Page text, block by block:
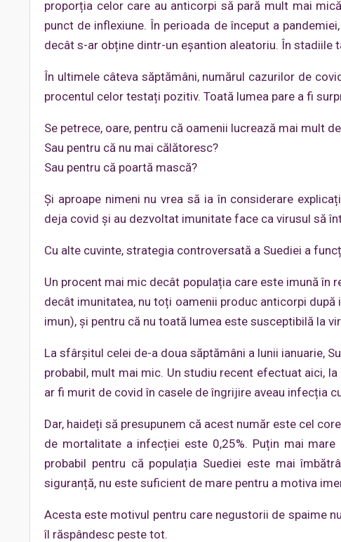
proporția celor care au anticorpi să pară mult mai
punct de inflexiune. În perioada de început a
decât s-ar obține dintr-un eșantion aleatoriu. În stadiile
În ultimele câteva săptămâni, numărul cazurilor de
procentul celor testați pozitiv. Toată lumea pare a fi
Se petrece, oare, pentru că oamenii lucrează mai mult
Sau pentru că nu mai călătoresc?
Sau pentru că poartă mască?
Și aproape nimeni nu vrea să ia în considerare
deja covid și au dezvoltat imunitate face ca virusul să
Cu alte cuvinte, strategia controversată a Suediei a
Un procent mai mic decât populația care este imună
decât imunitatea, nu toți oamenii produc anticorpi
imun), și pentru că nu toată lumea este susceptibilă la
La sfârșitul celei de-a doua săptămâni a lunii ianuarie,
probabil, mult mai mic. Un studiu recent efectuat aici,
ar fi murit de covid în casele de îngrijire aveau infecția
Dar, haideți să presupunem că acest număr este cel
de mortalitate a infecției este 0,25%. Puțin mai
probabil pentru că populația Suediei este mai
siguranță, nu este suficient de mare pentru a motiva
Acesta este motivul pentru care negustorii de spaime
îl răspândesc peste tot.